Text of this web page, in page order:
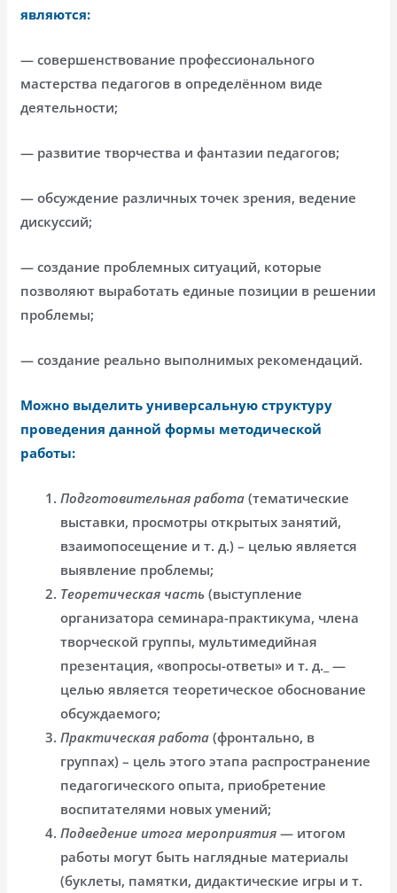
являются:
— совершенствование профессионального
мастерства педагогов в определённом виде
деятельности;
— развитие творчества и фантазии педагогов;
— обсуждение различных точек зрения, ведение
дискуссий;
— создание проблемных ситуаций, которые
позволяют выработать единые позиции в решении
проблемы;
— создание реально выполнимых рекомендаций.
Можно выделить универсальную структуру
проведения данной формы методической
работы:
Подготовительная работа(тематические
выставки, просмотры открытых занятий,
взаимопосещение и т. д.) – целью является
выявление проблемы;
Теоретическая часть (выступление
организатора семинара-практикума, члена
творческой группы, мультимедийная
презентация, «вопросы-ответы» и т. д._ —
целью является теоретическое обоснование
обсуждаемого;
Практическая работа (фронтально, в
группах) – цель этого этапа распространение
педагогического опыта, приобретение
воспитателями новых умений;
Подведение итога мероприятия — итогом
работы могут быть наглядные материалы
(буклеты, памятки, дидактические игры и т.